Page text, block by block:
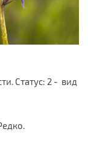
Статус: 2 - вид